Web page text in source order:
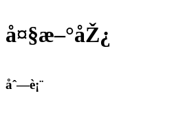
å¤§æ–°åŽ¿
åˆ—è¡¨